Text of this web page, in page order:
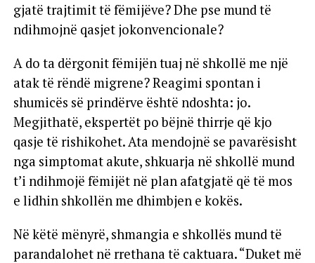
gjatë trajtimit të fëmijëve? Dhe pse mund të
ndihmojnë qasjet jokonvencionale?
A do ta dërgonit fëmijën tuaj në shkollë me një
atak të rëndë migrene? Reagimi spontan i
shumicës së prindërve është ndoshta: jo.
Megjithatë, ekspertët po bëjnë thirrje që kjo
qasje të rishikohet. Ata mendojnë se pavarësisht
nga simptomat akute, shkuarja në shkollë mund
t’i ndihmojë fëmijët në plan afatgjatë që të mos
e lidhin shkollën me dhimbjen e kokës.
Në këtë mënyrë, shmangia e shkollës mund të
parandalohet në rrethana të caktuara. “Duket më